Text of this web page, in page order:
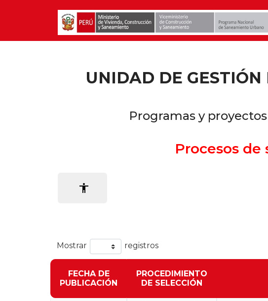
UNIDAD DE GESTIÓN
Programas y
Procesos
accessibility
Mostrar registros
FECHA DE
PUBLICACIÓN
PROCEDIMIENTO
DE SELECCIÓN